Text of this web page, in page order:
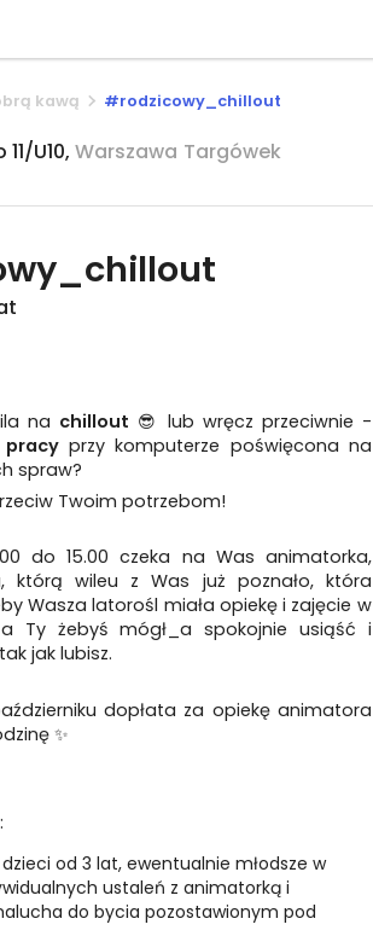
kawą #rodzicowy_chillout
U10, Warszawa Targówek
na chillout 😎 lub wręcz przeciwnie -
pracy przy komputerze poświęcona na
spraw?
Twoim potrzebom!
do 15.00 czeka na Was animatorka,
którą wileu z Was już poznało, która
Wasza latorośl miała opiekę i zajęcie w
Ty żebyś mógł_a spokojnie usiąść i
jak lubisz.
dopłata za opiekę animatora
✨
od 3 lat, ewentualnie młodsze w
ustaleń z animatorką i
do bycia pozostawionym pod